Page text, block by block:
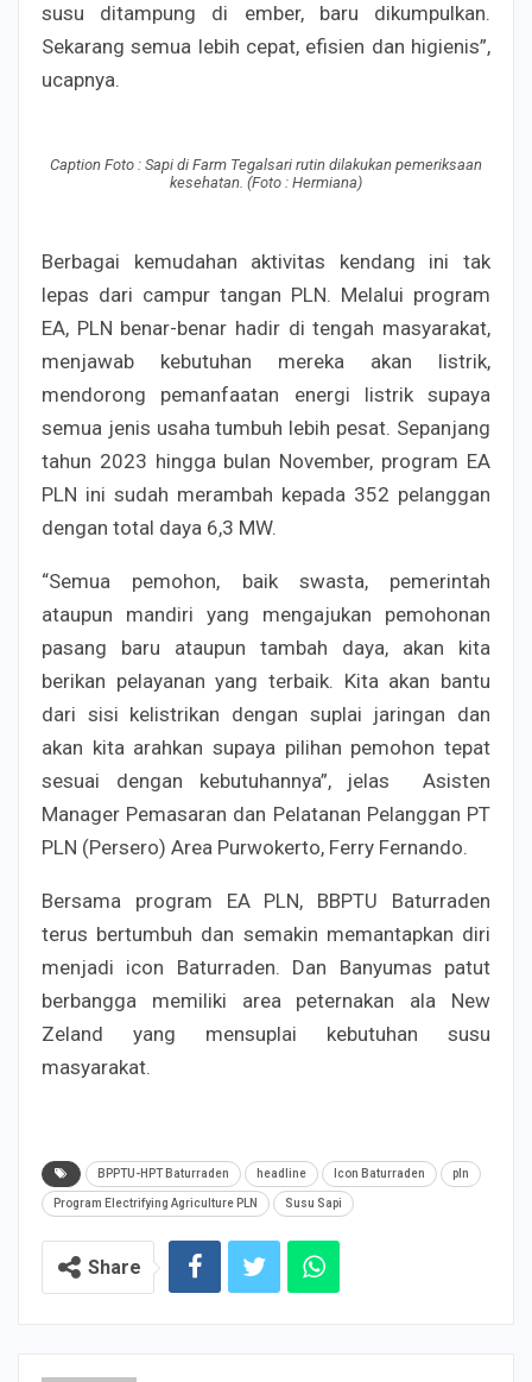
susu ditampung di ember, baru dikumpulkan.
Sekarang semua lebih cepat, efisien dan higienis”,
ucapnya.
Caption Foto : Sapi di Farm Tegalsari rutin dilakukan pemeriksaan
kesehatan. (Foto : Hermiana)
Berbagai kemudahan aktivitas kendang ini tak
lepas dari campur tangan PLN. Melalui program
EA, PLN benar-benar hadir di tengah masyarakat,
menjawab kebutuhan mereka akan listrik,
mendorong pemanfaatan energi listrik supaya
semua jenis usaha tumbuh lebih pesat. Sepanjang
tahun 2023 hingga bulan November, program EA
PLN ini sudah merambah kepada 352 pelanggan
dengan total daya 6,3 MW.
“Semua pemohon, baik swasta, pemerintah
ataupun mandiri yang mengajukan pemohonan
pasang baru ataupun tambah daya, akan kita
berikan pelayanan yang terbaik. Kita akan bantu
dari sisi kelistrikan dengan suplai jaringan dan
akan kita arahkan supaya pilihan pemohon tepat
sesuai dengan kebutuhannya”, jelas Asisten
Manager Pemasaran dan Pelatanan Pelanggan PT
PLN (Persero) Area Purwokerto, Ferry Fernando.
Bersama program EA PLN, BBPTU Baturraden
terus bertumbuh dan semakin memantapkan diri
menjadi icon Baturraden. Dan Banyumas patut
berbangga memiliki area peternakan ala New
Zeland yang mensuplai kebutuhan susu
masyarakat.
BPPTU-HPT Baturraden headline Icon Baturraden pln
Program Electrifying Agriculture PLN Susu Sapi
Share